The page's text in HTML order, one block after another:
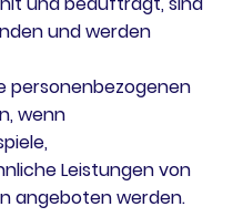
und werden
personenbezogenen
wenn
Leistungen von
angeboten werden.